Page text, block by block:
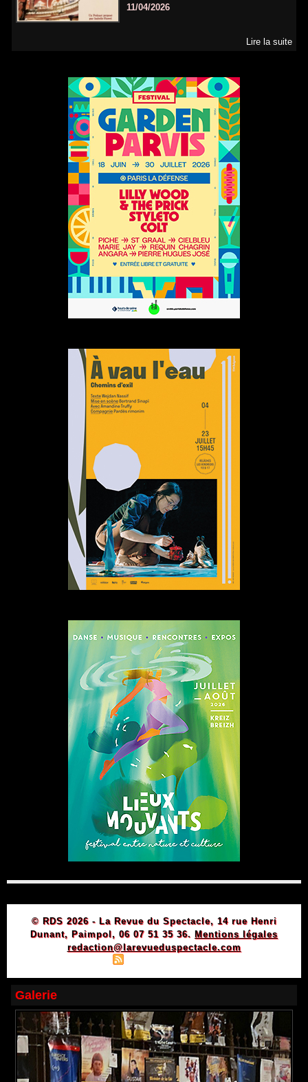
11/04/2026
Lire la suite
© RDS 2026 - La Revue du Spectacle, 14 rue Henri
Dunant, Paimpol, 06 07 51 35 36. Mentions légales
redaction@larevueduspectacle.com
Galerie